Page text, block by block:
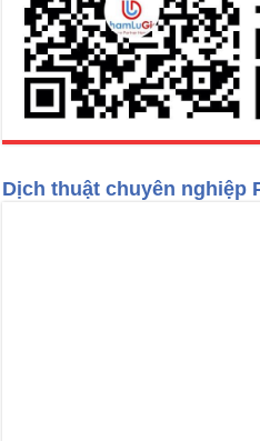
Dịch thuật chuyên nghiệp